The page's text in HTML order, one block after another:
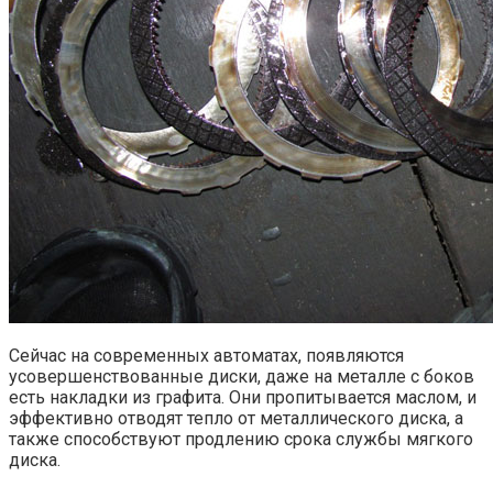
Сейчас на современных автоматах, появляются
усовершенствованные диски, даже на металле с боков
есть накладки из графита. Они пропитывается маслом, и
эффективно отводят тепло от металлического диска, а
также способствуют продлению срока службы мягкого
диска.